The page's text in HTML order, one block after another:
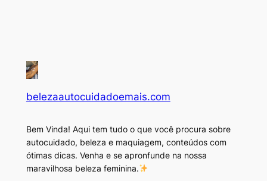
belezaautocuidadoemais.com
Bem Vinda! Aqui tem tudo o que você procura sobre
autocuidado, beleza e maquiagem, conteúdos com
ótimas dicas. Venha e se apronfunde na nossa
maravilhosa beleza feminina.